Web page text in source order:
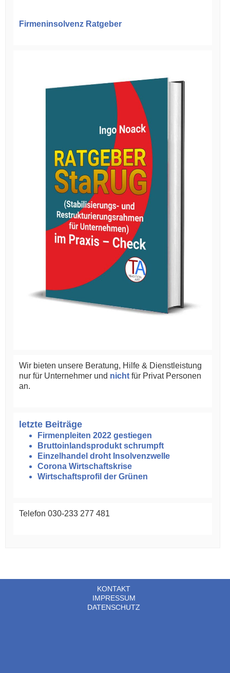
Firmeninsolvenz Ratgeber
Wir bieten unsere Beratung, Hilfe & Dienstleistung
nur für Unternehmer und nicht für Privat Personen
an.
letzte Beiträge
Firmenpleiten 2022 gestiegen
Bruttoinlandsprodukt schrumpft
Einzelhandel droht Insolvenzwelle
Corona Wirtschaftskrise
Wirtschaftsprofil der Grünen
Telefon 030-233 277 481
KONTAKT
IMPRESSUM
DATENSCHUTZ